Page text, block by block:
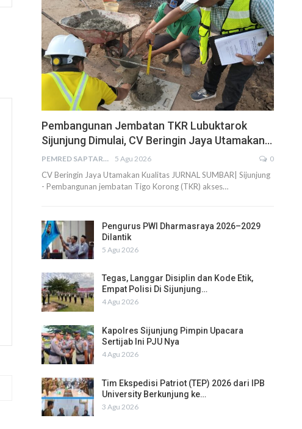
Pembangunan Jembatan TKR Lubuktarok
Sijunjung Dimulai, CV Beringin Jaya Utamakan…
PEMRED SAPTARIUS 5 Agu 2026 0
CV Beringin Jaya Utamakan Kualitas JURNAL SUMBAR| Sijunjung
- Pembangunan jembatan Tigo Korong (TKR) akses…
Pengurus PWI Dharmasraya 2026–2029
Dilantik
5 Agu 2026
Tegas, Langgar Disiplin dan Kode Etik,
Empat Polisi Di Sijunjung…
4 Agu 2026
Kapolres Sijunjung Pimpin Upacara
Sertijab Ini PJU Nya
4 Agu 2026
Tim Ekspedisi Patriot (TEP) 2026 dari IPB
University Berkunjung ke…
3 Agu 2026